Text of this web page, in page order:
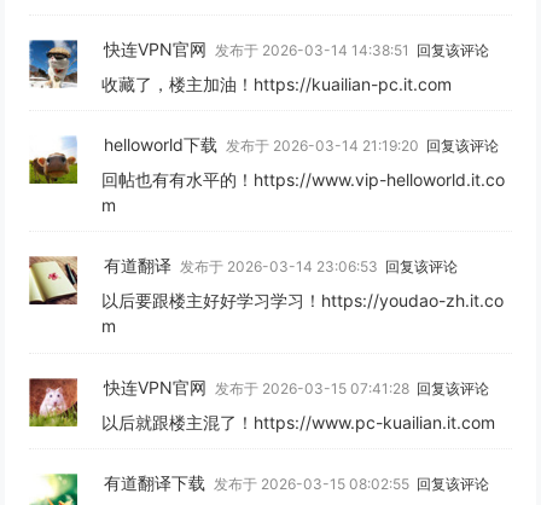
快连VPN官网 发布于 2026-03-14 14:38:51 回复该评论
收藏了，楼主加油！https://kuailian-pc.it.com
helloworld下载 发布于 2026-03-14 21:19:20 回复该评论
回帖也有有水平的！https://www.vip-helloworld.it.co
m
有道翻译 发布于 2026-03-14 23:06:53 回复该评论
以后要跟楼主好好学习学习！https://youdao-zh.it.co
m
快连VPN官网 发布于 2026-03-15 07:41:28 回复该评论
以后就跟楼主混了！https://www.pc-kuailian.it.com
有道翻译下载 发布于 2026-03-15 08:02:55 回复该评论